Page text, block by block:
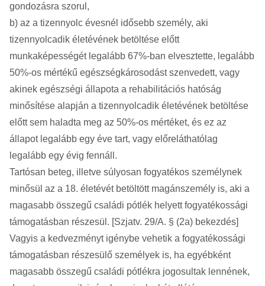
gondozásra szorul,
b) az a tizennyolc évesnél idősebb személy, aki
tizennyolcadik életévének betöltése előtt
munkaképességét legalább 67%-ban elvesztette, legalább
50%-os mértékű egészségkárosodást szenvedett, vagy
akinek egészségi állapota a rehabilitációs hatóság
minősítése alapján a tizennyolcadik életévének betöltése
előtt sem haladta meg az 50%-os mértéket, és ez az
állapot legalább egy éve tart, vagy előreláthatólag
legalább egy évig fennáll.
Tartósan beteg, illetve súlyosan fogyatékos személynek
minősül az a 18. életévét betöltött magánszemély is, aki a
magasabb összegű családi pótlék helyett fogyatékossági
támogatásban részesül. [Szjatv. 29/A. § (2a) bekezdés]
Vagyis a kedvezményt igénybe vehetik a fogyatékossági
támogatásban részesülő személyek is, ha egyébként
magasabb összegű családi pótlékra jogosultak lennének,